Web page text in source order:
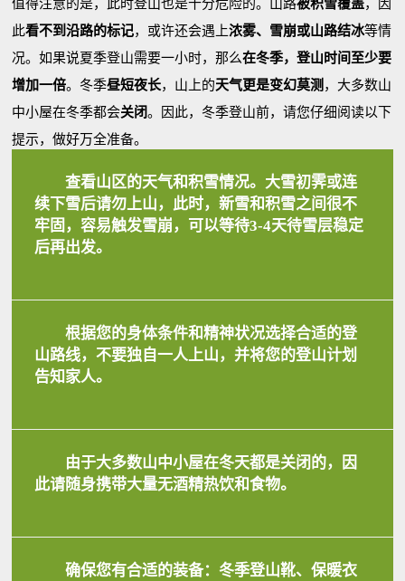
值得注意的是，此时登山也是十分危险的。山路被积雪覆盖，因
此看不到沿路的标记，或许还会遇上浓雾、雪崩或山路结冰等情
况。如果说夏季登山需要一小时，那么在冬季，登山时间至少要
增加一倍。冬季昼短夜长，山上的天气更是变幻莫测 ，大多数山
中小屋在冬季都会关闭。因此，冬季登山前，请您仔细阅读以下
提示，做好万全准备。
查看山区的天气和积雪情况。大雪初霁或连
续下雪后请勿上山，此时，新雪和积雪之间很不
牢固，容易触发雪崩，可以等待3-4天待雪层稳定
后再出发。
根据您的身体条件和精神状况选择合适的登
山路线，不要独自一人上山，并将您的登山计划
告知家人。
由于大多数山中小屋在冬天都是关闭的，因
此请随身携带大量无酒精热饮和食物。
确保您有合适的装备：冬季登山靴、保暖衣